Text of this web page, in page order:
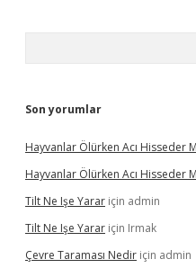
Son yorumlar
Hayvanlar Ölürken Acı Hisseder
Hayvanlar Ölürken Acı Hisseder
Tilt Ne Işe Yarar için admin
Tilt Ne Işe Yarar için Irmak
Çevre Taraması Nedir için admin